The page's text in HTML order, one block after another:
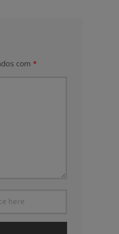
com *